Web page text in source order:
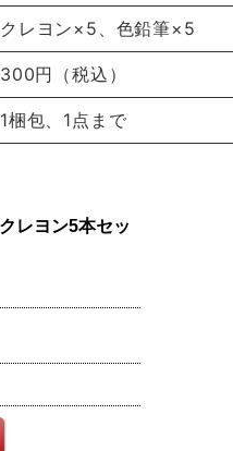
クレヨン×5、色鉛筆×5
300円（税込）
1梱包、1点まで